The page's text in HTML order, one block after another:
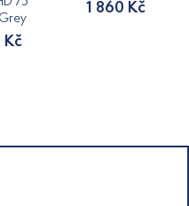
Kč
1 860 Kč